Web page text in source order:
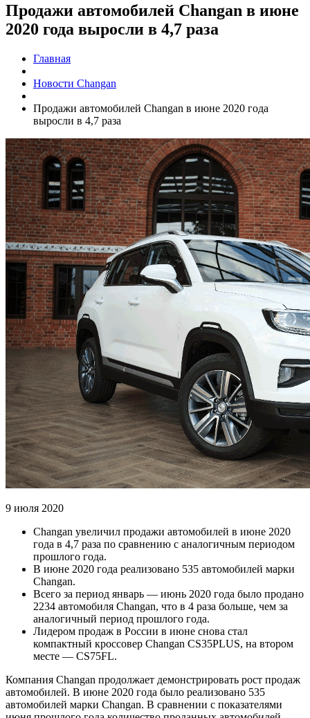
Продажи автомобилей Changan в июне
2020 года выросли в 4,7 раза
Главная
Новости Changan
Продажи автомобилей Changan в июне 2020 года
выросли в 4,7 раза
9 июля 2020
Changan увеличил продажи автомобилей в июне 2020
года в 4,7 раза по сравнению с аналогичным периодом
прошлого года.
В июне 2020 года реализовано 535 автомобилей марки
Changan.
Всего за период январь — июнь 2020 года было продано
2234 автомобиля Changan, что в 4 раза больше, чем за
аналогичный период прошлого года.
Лидером продаж в России в июне снова стал
компактный кроссовер Changan CS35PLUS, на втором
месте — CS75FL.
Компания Changan продолжает демонстрировать рост продаж
автомобилей. В июне 2020 года было реализовано 535
автомобилей марки Changan. В сравнении с показателями